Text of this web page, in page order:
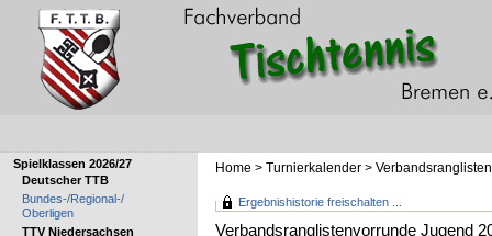
Home > Turnierkalender >
Spielklassen 2026/27
Deutscher TTB
Bundes-/Regional-/
Oberligen
TTV Niedersachsen
Ergebnishistorie freischalten ...
Verbandsranglistenvorrunde Jugend